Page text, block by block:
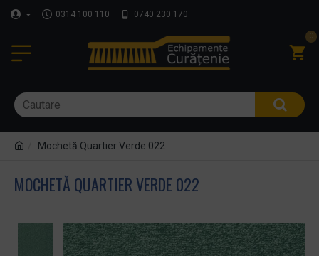
0314 100 110 0740 230 170
0
Mochetă Quartier Verde 022
MOCHETĂ QUARTIER VERDE 022